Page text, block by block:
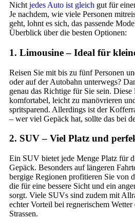
Nicht jedes Auto ist gleich gut für
Je nachdem, wie viele Personen
geht, lohnt es sich, das passende
Überblick über die besten Optionen:
1. Limousine – Ideal für
Reisen Sie mit bis zu fünf Personen
oder auf der Autobahn unterwegs?
genau das Richtige für Sie sein. Diese
komfortabel, leicht zu manövrieren
spritsparend. Allerdings ist der
– wer viel Gepäck hat, sollte das bei
2. SUV – Viel Platz und
Ein SUV bietet jede Menge Platz für
Gepäck. Besonders auf längeren
bergige Regionen profitieren Sie von
die für eine bessere Sicht und ein
sorgt. Viele SUVs sind zudem mit
echter Vorteil bei regnerischem Wetter
Strassen.